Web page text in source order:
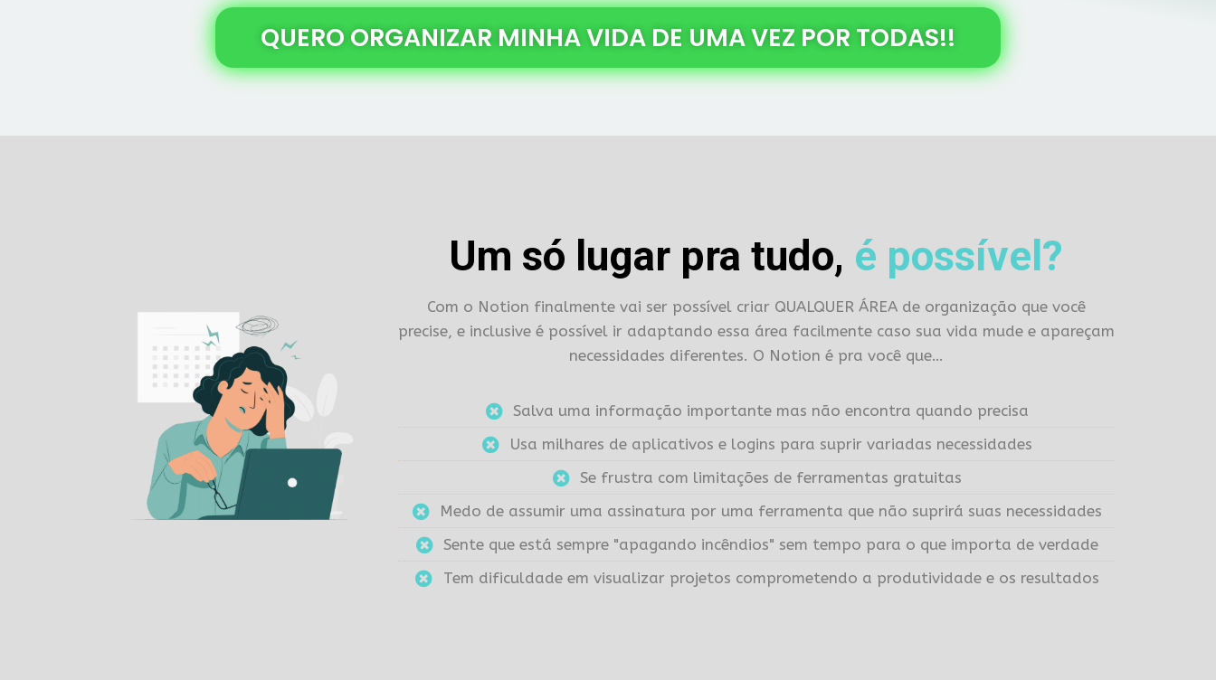
QUERO ORGANIZAR MINHA VIDA DE UMA VEZ POR TODAS!!
Um só lugar pra tudo, é possível?
Com o Notion finalmente vai ser possível criar QUALQUER ÁREA de organização que você
precise, e inclusive é possível ir adaptando essa área facilmente caso sua vida mude e apareçam
necessidades diferentes. O Notion é pra você que…
Salva uma informação importante mas não encontra quando precisa
Usa milhares de aplicativos e logins para suprir variadas necessidades
Se frustra com limitações de ferramentas gratuitas
Medo de assumir uma assinatura por uma ferramenta que não suprirá suas necessidades
Sente que está sempre "apagando incêndios" sem tempo para o que importa de verdade
Tem dificuldade em visualizar projetos comprometendo a produtividade e os resultados